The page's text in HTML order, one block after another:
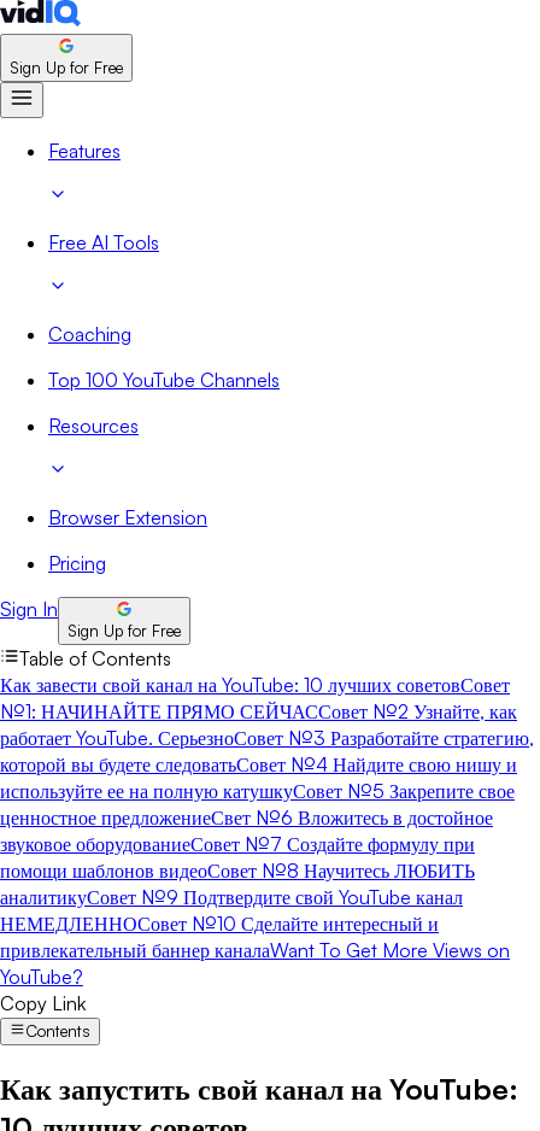
Sign Up for Free
Features
Free AI Tools
Coaching
Top 100 YouTube Channels
Resources
Browser Extension
Pricing
Sign In
Sign Up for Free
Table of Contents
Как завести свой канал на YouTube: 10 лучших советовСовет
№1: НАЧИНАЙТЕ ПРЯМО СЕЙЧАССовет №2 Узнайте, как
работает YouTube. СерьезноСовет №3 Разработайте стратегию,
которой вы будете следоватьСовет №4 Найдите свою нишу и
используйте ее на полную катушкуСовет №5 Закрепите свое
ценностное предложениеСвет №6 Вложитесь в достойное
звуковое оборудованиеСовет №7 Создайте формулу при
помощи шаблонов видеоСовет №8 Научитесь ЛЮБИТЬ
аналитикуСовет №9 Подтвердите свой YouTube канал
НЕМЕДЛЕННОСовет №10 Сделайте интересный и
привлекательный баннер каналаWant To Get More Views on
YouTube?
Copy Link
Contents
Как запустить свой канал на YouTube: